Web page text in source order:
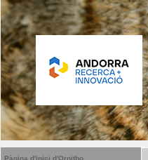
Pàgina d'inici d'Ornitho